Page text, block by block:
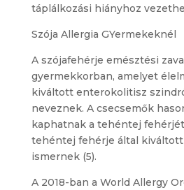
táplálkozási hiányhoz
Szója Allergia GYermekeknél
A szójafehérje emésztési
gyermekkorban, amelyet
kiváltott enterokolitisz
neveznek. A csecsemők
kaphatnak a tehéntej
tehéntej fehérje által
ismernek (5).
A 2018-ban a World Allergy